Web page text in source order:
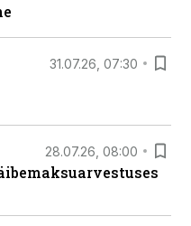
31.07.26, 07:30
28.07.26, 08:00